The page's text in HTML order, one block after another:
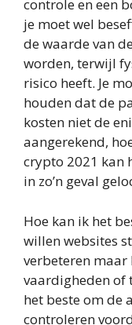
controle en een
je moet wel
de waarde van
worden, terwijl
risico heeft. Je
houden dat de
kosten niet de
aangerekend,
crypto 2021 kan
in zo’n geval
Hoe kan ik het
willen websites
verbeteren maar
vaardigheden of
het beste om de
controleren